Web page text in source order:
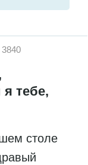
3840
тебе,
столе